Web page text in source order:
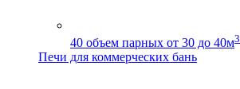
40 объем парных от 30 до 40м3
Печи для коммерческих бань